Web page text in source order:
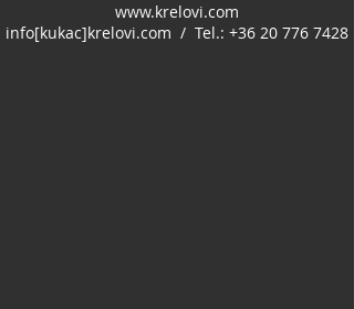
www.krelovi.com
info[kukac]krelovi.com / Tel.: +36 20 776 7428